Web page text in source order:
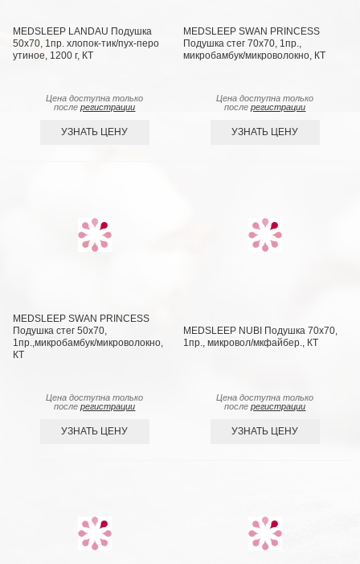
MEDSLEEP LANDAU Подушка
50х70, 1пр. хлопок-тик/пух-перо
утиное, 1200 г, КТ
Цена доступна только
послерегистрации
УЗНАТЬ ЦЕНУ
MEDSLEEP SWAN PRINCESS
Подушка стег 70х70, 1пр.,
микробамбук/микроволокно, КТ
Цена доступна только
послерегистрации
УЗНАТЬ ЦЕНУ
MEDSLEEP SWAN PRINCESS
Подушка стег 50х70,
1пр.,микробамбук/микроволокно,
КТ
Цена доступна только
послерегистрации
УЗНАТЬ ЦЕНУ
MEDSLEEP NUBI Подушка 70х70,
1пр., микровол/мкфайбер., КТ
Цена доступна только
послерегистрации
УЗНАТЬ ЦЕНУ